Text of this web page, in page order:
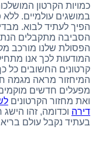
כמויות הקרטון
במושגים עולמיים. ללא
הפיך לעתיד לבוא.
הסביבה מתקבלים
הפסולת שלנו מורכב
המודעות לכך אנו
קרטונים החשובים כל
המיחזור מראה מגמה
מפעלים חדשים
ואת מחזור הקרטונים
דירה וכדומה, זהו הישג
בעתיד נקבל עולם בריא